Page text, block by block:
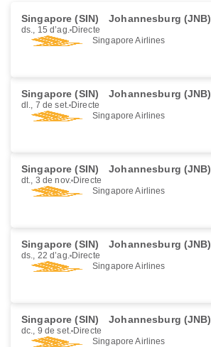
Singapore (SIN) Johannesburg (JNB)
ds., 15 d’ag. Directe
Singapore Airlines
Singapore (SIN) Johannesburg (JNB)
dl., 7 de set. Directe
Singapore Airlines
Singapore (SIN) Johannesburg (JNB)
dt., 3 de nov. Directe
Singapore Airlines
Singapore (SIN) Johannesburg (JNB)
ds., 22 d’ag. Directe
Singapore Airlines
Singapore (SIN) Johannesburg (JNB)
dc., 9 de set. Directe
Singapore Airlines